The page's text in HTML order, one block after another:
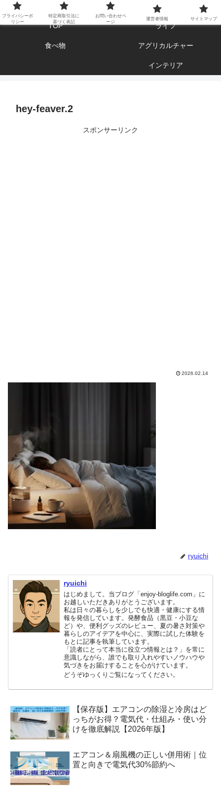
エンジョイ ブログライフ
TOP ライフ
食べ物 アグリカルチャー
インテリア
hey-feaver.2
スポンサーリンク
2026.02.14
ryuichi
ryuichi
はじめまして。当ブログ「enjoy-bloglife.com」に
お越しいただきありがとうございます。
私は日々の暮らしを少しでも快適・健康にする情
報を発信しています。発酵食品（黒豆・小豆な
ど）や、便利グッズのレビュー、夏の暑さ対策や
暮らしのアイデアを中心に、実際に試した体験を
もとに記事を執筆しています。
「読者にとって本当に役立つ情報とは？」を常に
意識しながら、誰でも取り入れやすいノウハウや
気づきをお届けすることを心がけています。
どうぞゆっくりご覧になってください。
【保存版】エアコンの除湿と冷房はど
っちがお得？電気代・仕組み・使い分
けを徹底解説【2026年版】
エアコン＆扇風機の正しい併用術｜位
置と向きで電気代30%節約へ
プライバシーポ
リシー
特定商取引法に
基づく表記
お問い合わせペ
ージ
運営者情報 サイトマップ